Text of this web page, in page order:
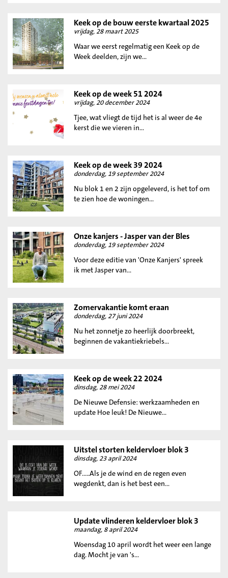
Keek op de bouw eerste kwartaal 2025
vrijdag, 28 maart 2025
Waar we eerst regelmatig een Keek op de
Week deelden, zijn we...
Keek op de week 51 2024
vrijdag, 20 december 2024
Tjee, wat vliegt de tijd het is al weer de 4e
kerst die we vieren in...
Keek op de week 39 2024
donderdag, 19 september 2024
Nu blok 1 en 2 zijn opgeleverd, is het tof om
te zien hoe de woningen...
Onze kanjers - Jasper van der Bles
donderdag, 19 september 2024
Voor deze editie van 'Onze Kanjers' spreek
ik met Jasper van...
Zomervakantie komt eraan
donderdag, 27 juni 2024
Nu het zonnetje zo heerlijk doorbreekt,
beginnen de vakantiekriebels...
Keek op de week 22 2024
dinsdag, 28 mei 2024
De Nieuwe Defensie: werkzaamheden en
update Hoe leuk! De Nieuwe...
Uitstel storten keldervloer blok 3
dinsdag, 23 april 2024
OF.....Als je de wind en de regen even
wegdenkt, dan is het best een...
Update vlinderen keldervloer blok 3
maandag, 8 april 2024
Woensdag 10 april wordt het weer een lange
dag. Mocht je van 's...